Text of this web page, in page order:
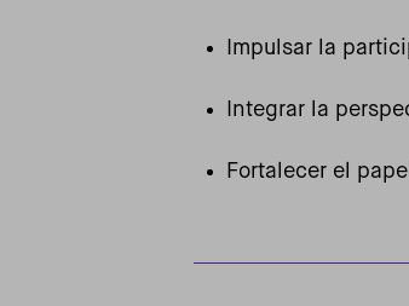
Impulsar la
Integrar la
Fortalecer el